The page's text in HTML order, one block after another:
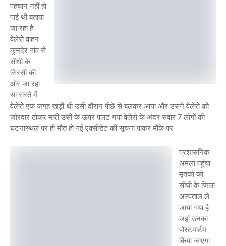
पहचान नहीं हो
पाई थी बताया
जा रहा है
वेलेरो वाहन
कुनदेर गांव से
सीधी के
सिरसी की
ओर जा रहा
था रास्ते में
वेलेरो एक जगह खड़ी थी उसी दौरान पीछे से बलकर आया और उसने वेलेरो को
जोरदार ठोकर मारी उसी के ऊपर पलट गया वेलेरो के अंदर सवार 7 लोगों की
घटनास्थल पर ही मौत हो गई एक्सीडेंट की सूचना पाकर मौके पर
प्रशासनिक
अमला पहुंचा
मृतकों को
सीधी के जिला
अस्पताल ले
जाया गया है
जहां उनका
पोस्टमार्टम
किया जाएगा